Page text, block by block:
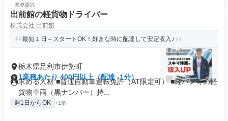
業務委託
出前館の軽貨物ドライバー
株式会社 出前館
最短１日～スタートOK！好きな時に配達して安定収入♪
栃木県足利市伊勢町
1業務あたり 400円以上（配達 -1分）
求める人材 ■普通自動車運転免許（AT限定可） ■軽バン等の軽
貨物車両（黒ナンバー）持...
週1日からOK +1個